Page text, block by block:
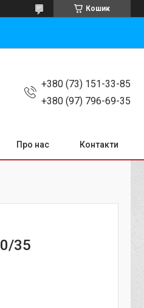
Кошик
+380 (73) 151-33-85
+380 (97) 796-69-35
Про нас Контакти
35